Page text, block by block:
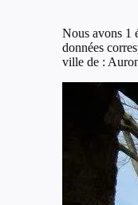
Nous avons 1
données
ville de :